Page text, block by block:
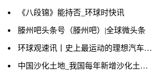
《八段锦》能持否_环球时快讯
滕州吧头条号（滕州吧）|全球微头条
环球观速讯丨史上最运动的理想汽车来了：Pro、Max车型将推更运动悬架模式
中国沙化土地_我国每年新增沙化土地面积约多少平方公里